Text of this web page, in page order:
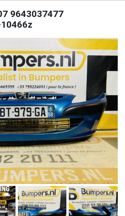
9643037477
10466z